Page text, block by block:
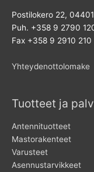
Postilokero 22,
Puh. +358 9 2790
Fax +358 9 2910 210
Yhteydenottolomake
Tuotteet ja
Antennituotteet
Mastorakenteet
Varusteet
Asennustarvikkeet